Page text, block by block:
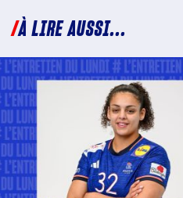
À LIRE AUSSI...